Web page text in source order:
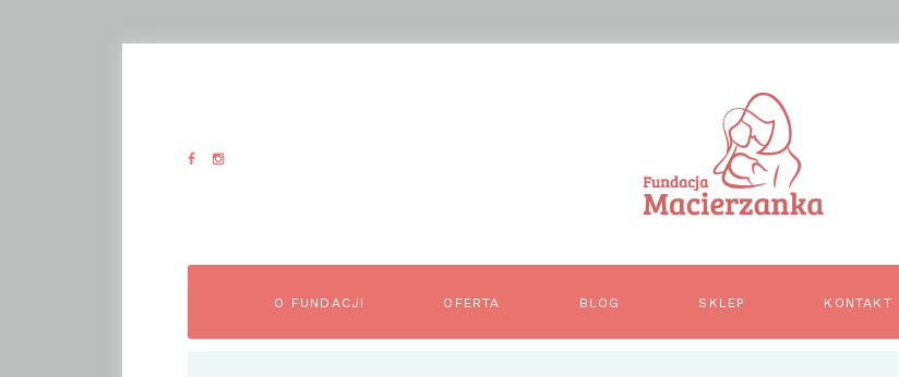
O FUNDACJI OFERTA BLOG SKLEP KONTAKT